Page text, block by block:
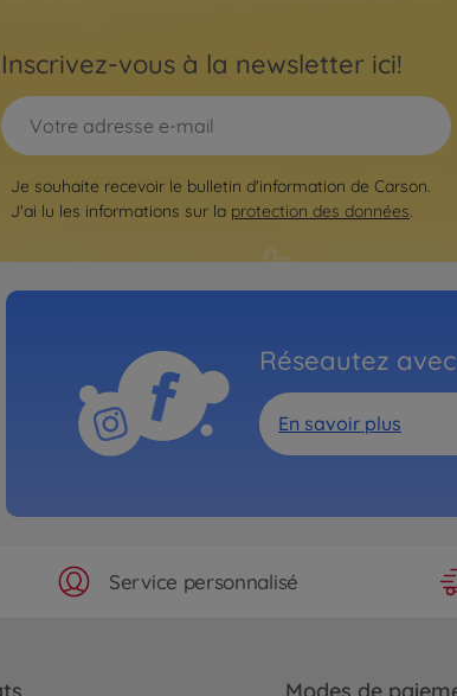
Inscrivez-vous à la newsletter ici!
Je souhaite recevoir le bulletin d'information de Carson.
J'ai lu les informations sur la protection des données.
Réseautez
En savoir plus
Service personnalisé